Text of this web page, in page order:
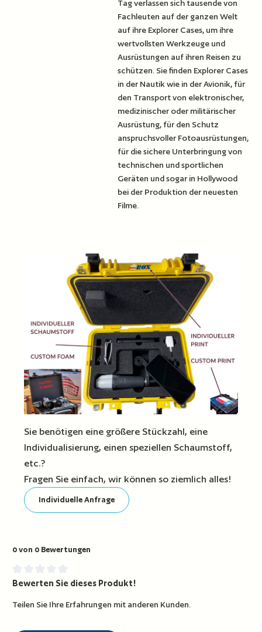
Tag verlassen sich tausende von
Fachleuten auf der ganzen Welt
auf ihre Explorer Cases, um ihre
wertvollsten Werkzeuge und
Ausrüstungen auf ihren Reisen zu
schützen. Sie finden Explorer Cases
in der Nautik wie in der Avionik, für
den Transport von elektronischer,
medizinischer oder militärischer
Ausrüstung, für den Schutz
anspruchsvoller Fotoausrüstungen,
für die sichere Unterbringung von
technischen und sportlichen
Geräten und sogar in Hollywood
bei der Produktion der neuesten
Filme.
Sie benötigen eine größere Stückzahl, eine
Individualisierung, einen speziellen Schaumstoff,
etc.?
Fragen Sie einfach, wir können so ziemlich alles!
Individuelle Anfrage
0 von 0 Bewertungen
Durchschnittliche Bewertung von 0 von 5 Sternen
Bewerten Sie dieses Produkt!
Teilen Sie Ihre Erfahrungen mit anderen Kunden.